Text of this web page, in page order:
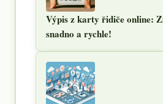
Výpis z karty řidiče online:
snadno a rychle!